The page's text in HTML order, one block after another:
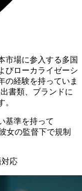
市場に参入する多国
びローカライゼーシ
の経験を持っていま
書類、ブランドに
。
基準を持って
女の監督下で規制
対応